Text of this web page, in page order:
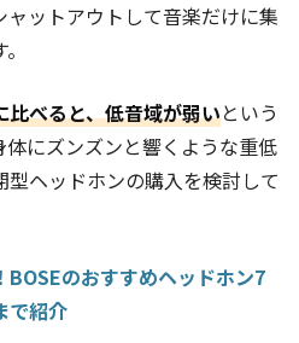
ットアウトして音楽だけに集
比べると、低音域が弱いという
にズンズンと響くような重低
ヘッドホンの購入を検討して
BOSEのおすすめヘッドホン7
で紹介